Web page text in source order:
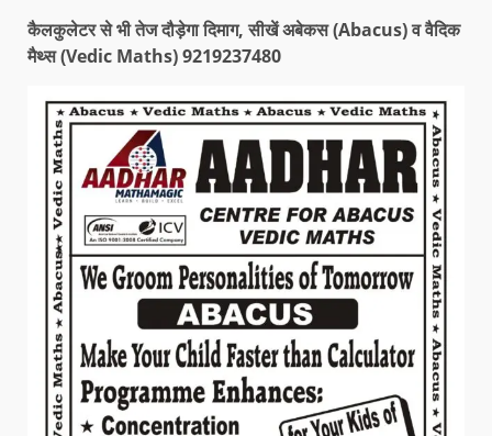
कैलकुलेटर से भी तेज दौड़ेगा दिमाग, सीखें अबेकस (Abacus) व वैदिक
मैथ्स (Vedic Maths) 9219237480